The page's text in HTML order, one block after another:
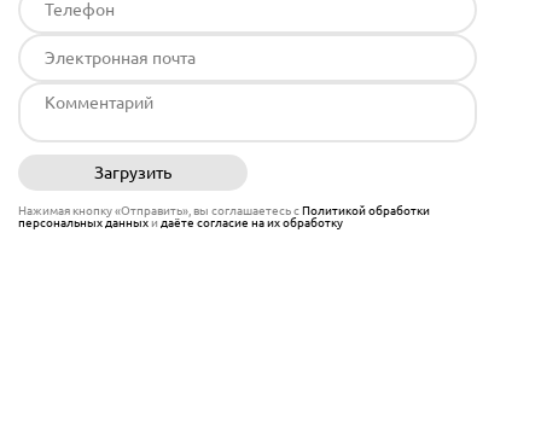
Загрузить
Нажимая кнопку «Отправить», вы соглашаетесь сПолитикой обработки
персональных данныхи даёте согласие на их обработку